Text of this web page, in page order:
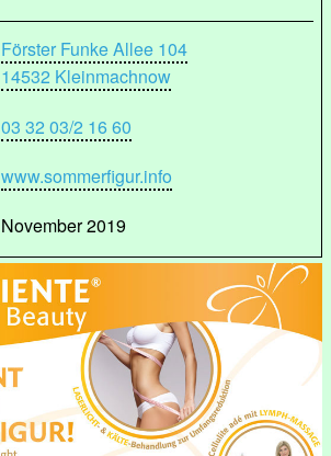
Förster Funke Allee 104
14532 Kleinmachnow
03 32 03/2 16 60
www.sommerfigur.info
November 2019